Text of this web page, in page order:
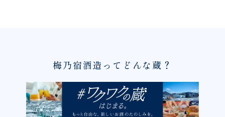
梅乃宿酒造ってどんな蔵？